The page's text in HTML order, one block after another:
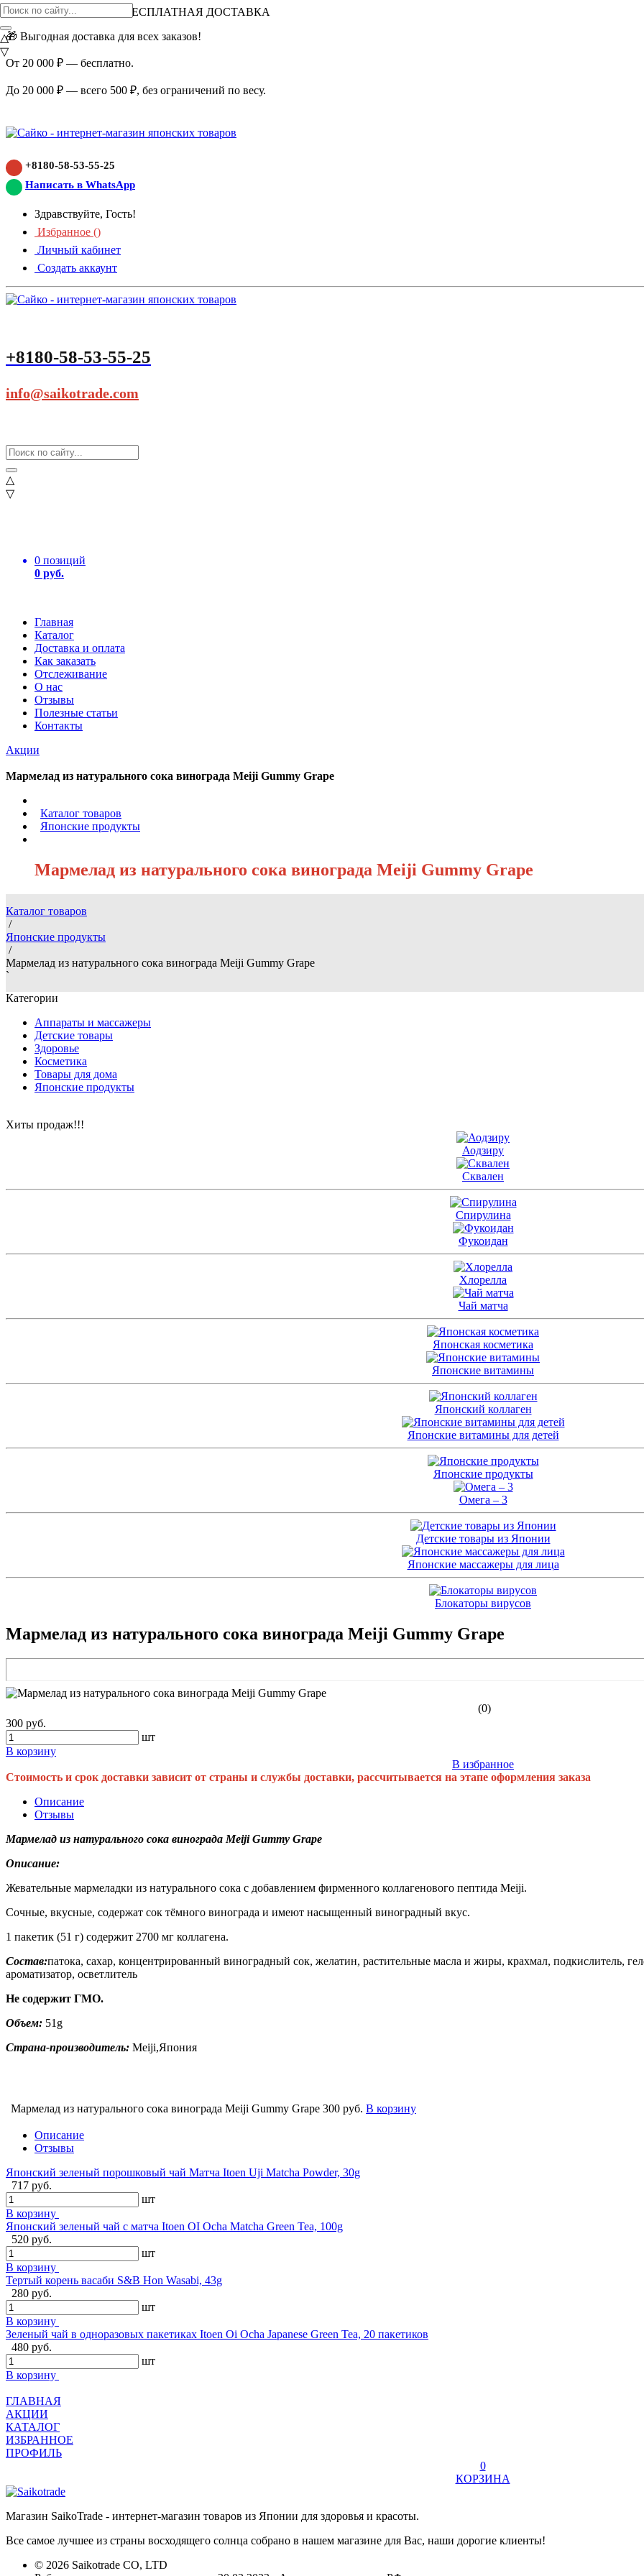
ВНИМАНИЕ АКЦИЯ!
БЕСПЛАТНАЯ ДОСТАВКА
🎁 Выгодная доставка для всех заказов!
От 20 000 ₽ — бесплатно.
До 20 000 ₽ — всего 500 ₽, без ограничений по весу.
+8180-58-53-55-25
Написать в WhatsApp
Здравствуйте, Гость!
Избранное ()
Личный кабинет
Создать аккаунт
+8180-58-53-55-25
info@saikotrade.com
△
▽
0 позиций
0 руб.
Главная
Каталог
Доставка и оплата
Как заказать
Отслеживание
О нас
Отзывы
Полезные статьи
Контакты
Акции
△
▽
Мармелад из натурального сока винограда Meiji Gummy Grape
Каталог товаров
Японские продукты
Мармелад из натурального сока винограда Meiji Gummy Grape
Каталог товаров
/
Японские продукты
/
Мармелад из натурального сока винограда Meiji Gummy Grape
`
Категории
Аппараты и массажеры
Детские товары
Здоровье
Косметика
Товары для дома
Японские продукты
Хиты продаж!!!
Аодзиру
Сквален
Спирулина
Фукоидан
Хлорелла
Чай матча
Японская косметика
Японские витамины
Японский коллаген
Японские витамины для детей
Японские продукты
Омега – 3
Детские товары из Японии
Японские массажеры для лица
Блокаторы вирусов
Мармелад из натурального сока винограда Meiji Gummy Grape
(0)
300 руб.
шт
В корзину
В избранное
Стоимость и срок доставки зависит от страны и службы доставки, рассчитывается на этапе оформления заказа
Описание
Отзывы
Мармелад из натурального сока винограда Meiji Gummy Grape
Описание:
Жевательные мармеладки из натурального сока с добавлением фирменного коллагенового пептида Meiji.
Сочные, вкусные, содержат сок тёмного винограда и имеют насыщенный виноградный вкус.
1 пакетик (51 г) содержит 2700 мг коллагена.
Состав:патока, сахар, концентрированный виноградный сок, желатин, растительные масла и жиры, крахмал, подкислитель,
ароматизатор, осветлитель
Не содержит ГМО.
Объем: 51g
Страна-производитель: Meiji,Япония
Мармелад из натурального сока винограда Meiji Gummy Grape 300 руб. В корзину
Описание
Отзывы
Японский зеленый порошковый чай Матча Itoen Uji Matcha Powder, 30g
717 руб.
шт
В корзину
Японский зеленый чай с матча Itoen OI Ocha Matcha Green Tea, 100g
520 руб.
шт
В корзину
Тертый корень васаби S&B Hon Wasabi, 43g
280 руб.
шт
В корзину
Зеленый чай в одноразовых пакетиках Itoen Oi Ocha Japanese Green Tea, 20 пакетиков
480 руб.
шт
В корзину
ГЛАВНАЯ
АКЦИИ
КАТАЛОГ
ИЗБРАННОЕ
ПРОФИЛЬ
0
КОРЗИНА
Магазин SaikoTrade - интернет-магазин товаров из Японии для здоровья и красоты.
Все самое лучшее из страны восходящего солнца собрано в нашем магазине для Вас, наши дорогие клиенты!
© 2026 Saikotrade CO, LTD